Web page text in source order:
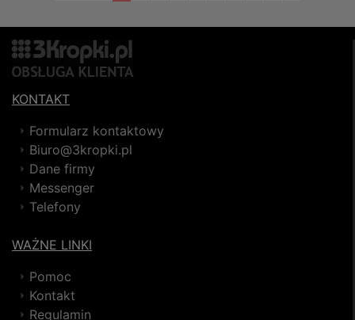
KONTAKT
Formularz kontaktowy
Biuro@3kropki.pl
Dane firmy
Messenger
Telefony
WAŻNE LINKI
Pomoc
Kontakt
Regulamin